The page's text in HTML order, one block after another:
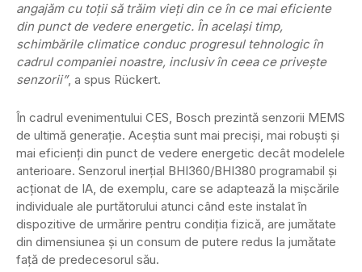
angajăm cu toții să trăim vieți din ce în ce mai eficiente
din punct de vedere energetic. În același timp,
schimbările climatice conduc progresul tehnologic în
cadrul companiei noastre, inclusiv în ceea ce privește
senzorii”, a spus Rückert.
În cadrul evenimentului CES, Bosch prezintă senzorii MEMS
de ultimă generație. Aceștia sunt mai preciși, mai robuști și
mai eficienți din punct de vedere energetic decât modelele
anterioare. Senzorul inerțial BHI360/BHI380 programabil și
acționat de IA, de exemplu, care se adaptează la mișcările
individuale ale purtătorului atunci când este instalat în
dispozitive de urmărire pentru condiția fizică, are jumătate
din dimensiunea și un consum de putere redus la jumătate
față de predecesorul său.